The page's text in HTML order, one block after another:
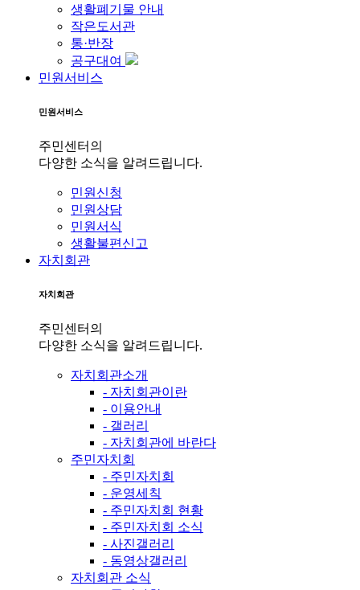
생활폐기물 안내
작은도서관
통·반장
공구대여
민원서비스
민원서비스
주민센터의
다양한 소식을 알려드립니다.
민원신청
민원상담
민원서식
생활불편신고
자치회관
자치회관
주민센터의
다양한 소식을 알려드립니다.
자치회관소개
- 자치회관이란
- 이용안내
- 갤러리
- 자치회관에 바란다
주민자치회
- 주민자치회
- 운영세칙
- 주민자치회 현황
- 주민자치회 소식
- 사진갤러리
- 동영상갤러리
자치회관 소식